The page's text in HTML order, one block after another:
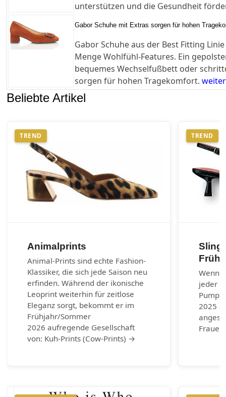
unterstützen und die Gesundheit
Gabor Schuhe mit Extras sorgen für hohen
Gabor Schuhe aus der Best Fitting
Menge Wohlfühl-Features. Ein
bequemes Wechselfußbett oder
sorgen für hohen Tragekomfort. weiter
Beliebte Artikel
TREND
Animalprints
Animal-Prints sind echte Fashion-
Klassiker, die sich jede Saison neu
erfinden. Während der ikonische
Leoprint weiterhin für zeitlose
Eleganz sorgt, bekommt er im
Frühjahr/Sommer
2026 aufregende Gesellschaft
von: Kuh-Prints (Cow-Prints) →
TREND
Wenn
jeder
2025